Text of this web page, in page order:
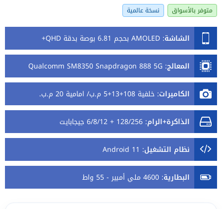
متوفر بالأسواق نسخة عالمية
الشاشة: AMOLED بحجم 6.81 بوصة بدقة QHD+
المعالج:
Qualcomm SM8350 Snapdragon 888 5G
الكاميرات: خلفية 108+13+5 م.ب/ امامية 20 م.ب.
الذاكرة+الرام: 128/256 + 6/8/12 جيجابايت
نظام التشغيل:
Android 11
البطارية: 4600 ملي أمبير - 55 واط